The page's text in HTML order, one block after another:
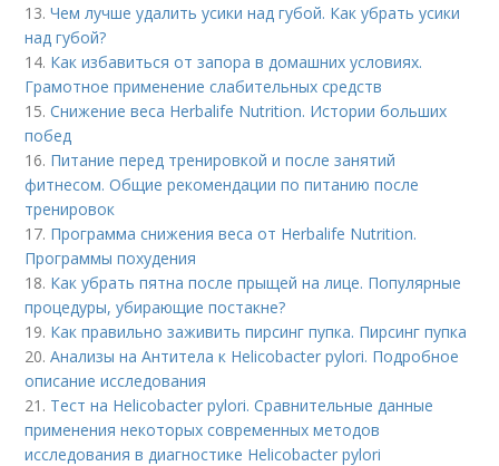
13.Чем лучше удалить усики над губой. Как убрать усики
над губой?
14. Как избавиться от запора в домашних условиях.
Грамотное применение слабительных средств
15.Снижение веса Herbalife Nutrition. Истории больших
побед
16. Питание перед тренировкой и после занятий
фитнесом. Общие рекомендации по питанию после
тренировок
17. Программа снижения веса от Herbalife Nutrition.
Программы похудения
18. Как убрать пятна после прыщей на лице. Популярные
процедуры, убирающие постакне?
19. Как правильно заживить пирсинг пупка. Пирсинг пупка
20.Анализы на Антитела к Helicobacter pylori. Подробное
описание исследования
21. Тест на Helicobacter pylori. Сравнительные данные
применения некоторых современных методов
исследования в диагностике Helicobacter pylori